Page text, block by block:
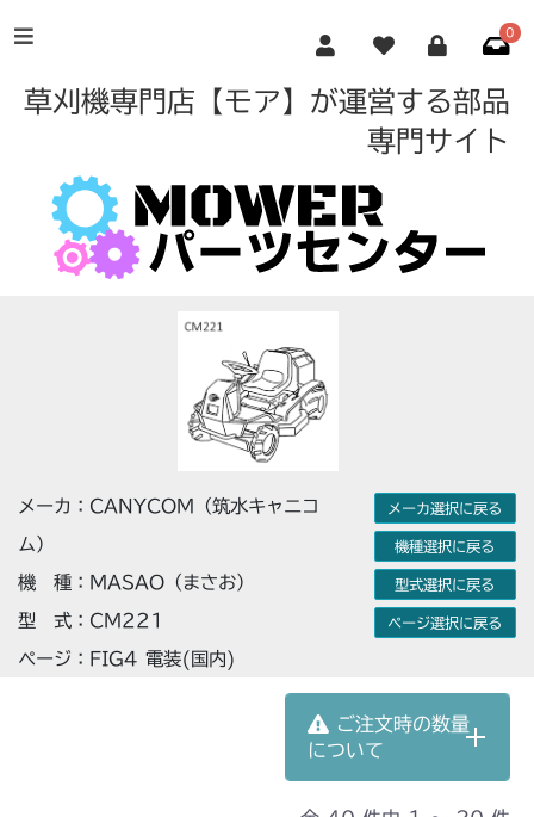
0
草刈機専門店【モア】が運営する部品
専門サイト
メーカ：CANYCOM（筑水キャニコ
ム）
機 種：MASAO（まさお）
型 式：CM221
ページ：FIG4 電装(国内)
メーカ選択に戻る
機種選択に戻る
型式選択に戻る
ページ選択に戻る
ご注文時の数量
について